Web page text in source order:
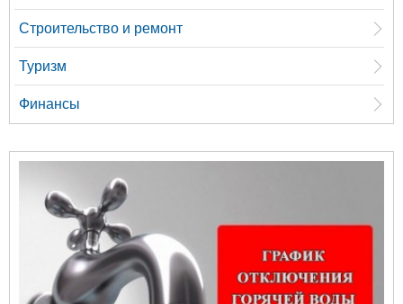
Строительство и ремонт
Туризм
Финансы